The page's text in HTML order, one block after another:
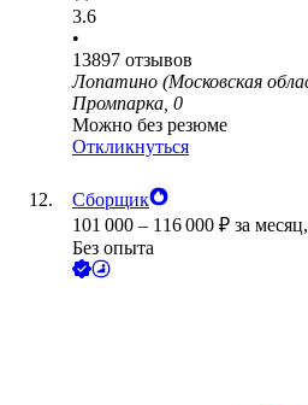
3.6
•
13897 отзывов
Лопатино (Московская
Промпарка, 0
Можно без резюме
Откликнуться
Сборщик
101 000 – 116 000 ₽ за месяц,
Без опыта